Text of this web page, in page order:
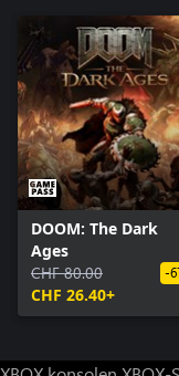
DOOM: The Dark
Ages
CHF 80.00
CHF 26.40+
-